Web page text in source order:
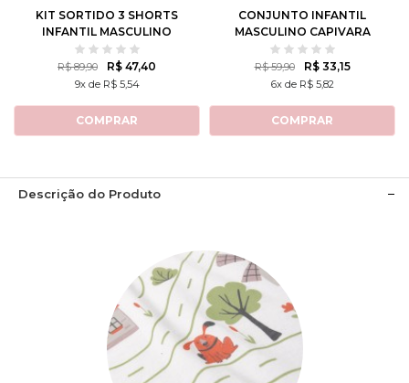
KIT SORTIDO 3 SHORTS
INFANTIL MASCULINO
AVULSO
R$ 89,90 R$ 47,40
9x de R$ 5,54
COMPRAR
CONJUNTO INFANTIL
MASCULINO CAPIVARA
TENISTA
R$ 59,90 R$ 33,15
6x de R$ 5,82
COMPRAR
Descrição do Produto